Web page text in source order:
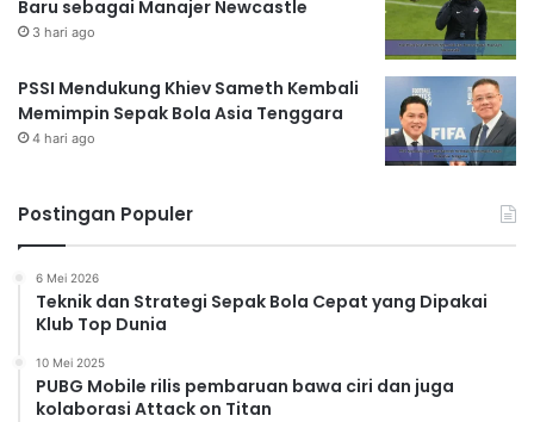
Baru sebagai Manajer Newcastle
3 hari ago
PSSI Mendukung Khiev Sameth Kembali
Memimpin Sepak Bola Asia Tenggara
4 hari ago
Postingan Populer
6 Mei 2026
Teknik dan Strategi Sepak Bola Cepat yang Dipakai
Klub Top Dunia
10 Mei 2025
PUBG Mobile rilis pembaruan bawa ciri dan juga
kolaborasi Attack on Titan